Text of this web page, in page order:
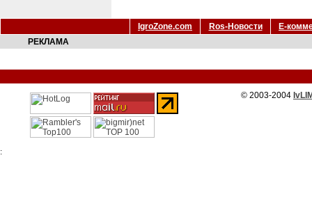
IgroZone.com Ros-Новости
Е-
РЕКЛАМА
© 2003-2004
: